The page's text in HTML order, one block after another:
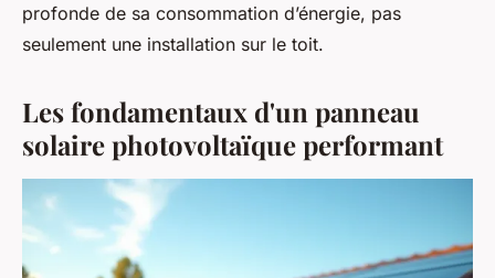
profonde de sa consommation d’énergie, pas
seulement une installation sur le toit.
Les fondamentaux d'un panneau
solaire photovoltaïque performant